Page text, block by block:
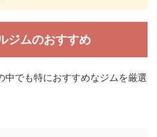
ジムのおすすめ
中でも特におすすめなジムを厳選